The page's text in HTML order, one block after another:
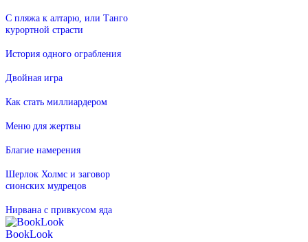
С пляжа к алтарю, или Танго
курортной страсти
История одного ограбления
Двойная игра
Как стать миллиардером
Меню для жертвы
Благие намерения
Шерлок Холмс и заговор
сионских мудрецов
Нирвана с привкусом яда
BookLook